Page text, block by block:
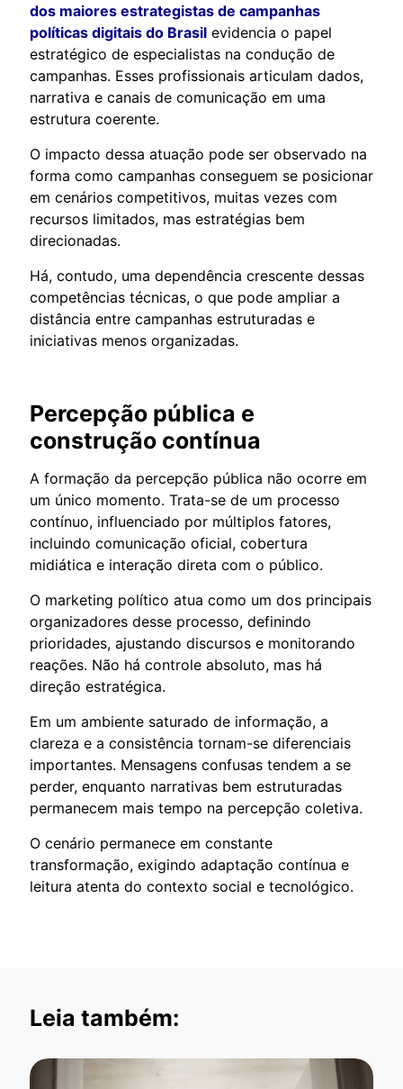
dos maiores estrategistas de campanhas
políticas digitais do Brasil evidencia o papel
estratégico de especialistas na condução de
campanhas. Esses profissionais articulam dados,
narrativa e canais de comunicação em uma
estrutura coerente.
O impacto dessa atuação pode ser observado na
forma como campanhas conseguem se posicionar
em cenários competitivos, muitas vezes com
recursos limitados, mas estratégias bem
direcionadas.
Há, contudo, uma dependência crescente dessas
competências técnicas, o que pode ampliar a
distância entre campanhas estruturadas e
iniciativas menos organizadas.
Percepção pública e
construção contínua
A formação da percepção pública não ocorre em
um único momento. Trata-se de um processo
contínuo, influenciado por múltiplos fatores,
incluindo comunicação oficial, cobertura
midiática e interação direta com o público.
O marketing político atua como um dos principais
organizadores desse processo, definindo
prioridades, ajustando discursos e monitorando
reações. Não há controle absoluto, mas há
direção estratégica.
Em um ambiente saturado de informação, a
clareza e a consistência tornam-se diferenciais
importantes. Mensagens confusas tendem a se
perder, enquanto narrativas bem estruturadas
permanecem mais tempo na percepção coletiva.
O cenário permanece em constante
transformação, exigindo adaptação contínua e
leitura atenta do contexto social e tecnológico.
Leia também: